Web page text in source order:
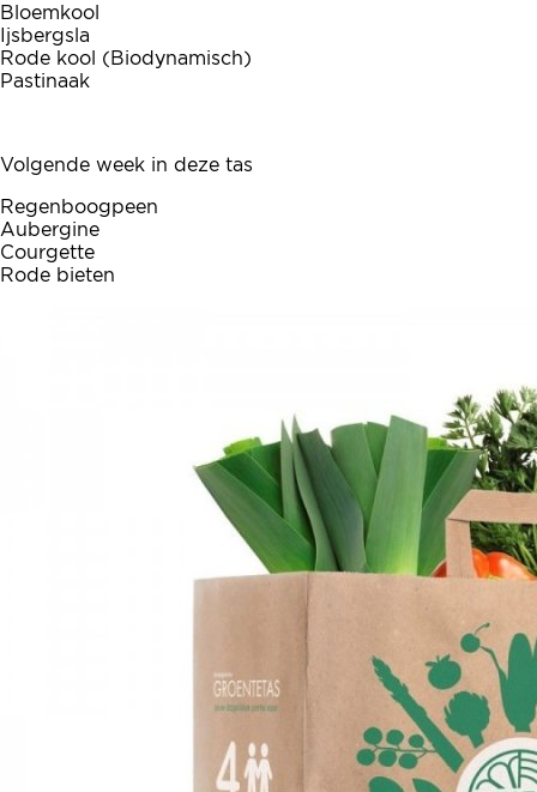
Bloemkool
Ijsbergsla
Rode kool (Biodynamisch)
Pastinaak
Volgende week in deze tas
Regenboogpeen
Aubergine
Courgette
Rode bieten